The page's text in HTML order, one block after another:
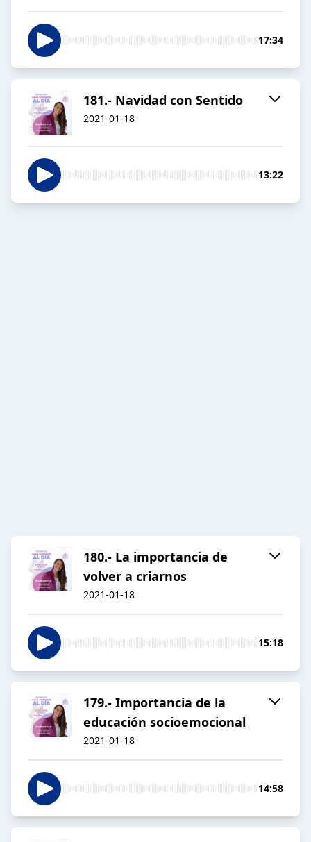
17:34
181.- Navidad con Sentido
2021-01-18
13:22
180.- La importancia de
volver a criarnos
2021-01-18
15:18
179.- Importancia de la
educación socioemocional
2021-01-18
14:58